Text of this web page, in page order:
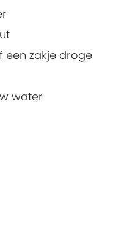
een zakje droge
water